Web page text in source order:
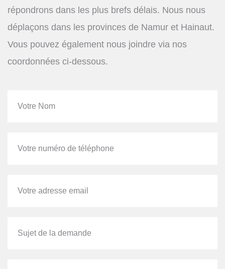
répondrons dans les plus brefs délais. Nous nous
déplaçons dans les provinces de Namur et Hainaut.
Vous pouvez également nous joindre via nos
coordonnées ci-dessous.